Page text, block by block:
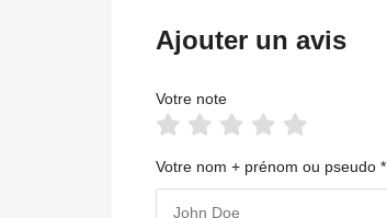
Ajouter un avis
Votre note
Votre nom + prénom ou pseudo *